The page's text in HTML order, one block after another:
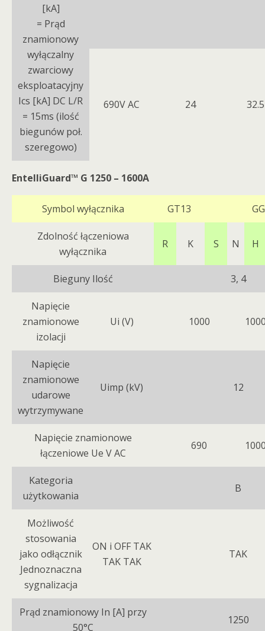
[kA]
= Prąd
znamionowy
wyłączalny
zwarciowy
eksploatacyjny
Ics [kA] DC L/R
= 15ms (ilość
biegunów poł.
szeregowo)
690V AC 24 32.5
EntelliGuard™ G 1250 – 1600A
Symbol wyłącznika GT13
Zdolność łączeniowa
wyłącznika
R K S N H
Bieguny Ilość 3, 4
Napięcie
znamionowe
izolacji
Ui (V) 1000
Napięcie
znamionowe
udarowe
wytrzymywane
Uimp (kV) 12
Napięcie znamionowe
łączeniowe Ue V AC
690
Kategoria
użytkowania
B
Możliwość
stosowania
jako odłącznik
Jednoznaczna
sygnalizacja
ON i OFF TAK
TAK TAK
TAK
Prąd znamionowy In [A] przy
50°C
1250